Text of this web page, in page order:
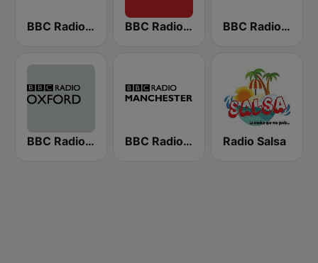
BBC Radio Scotland BBC Radio Wales BBC Radio 4 Extra
BBC Radio Oxford BBC Radio Manchester Radio Salsa